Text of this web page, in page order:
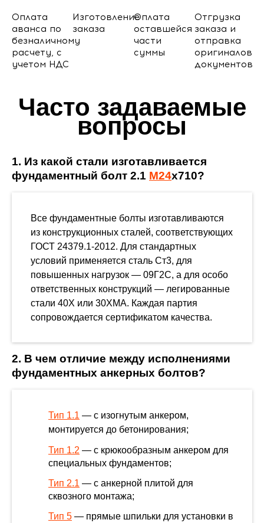
Оплата
аванса по
безналичному
расчету, с
учетом НДС
Изготовление
заказа
Оплата
оставшейся
части
суммы
Отгрузка
заказа и
отправка
оригиналов
документов
Часто задаваемые
вопросы
1. Из какой стали изготавливается
фундаментный болт 2.1 М24х710?
Все фундаментные болты изготавливаются
из конструкционных сталей, соответствующих
ГОСТ 24379.1-2012. Для стандартных
условий применяется сталь Ст3, для
повышенных нагрузок — 09Г2С, а для особо
ответственных конструкций — легированные
стали 40Х или 30ХМА. Каждая партия
сопровождается сертификатом качества.
2. В чем отличие между исполнениями
фундаментных анкерных болтов?
Тип 1.1 — с изогнутым анкером,
монтируется до бетонирования;
Тип 1.2 — с крюкообразным анкером для
специальных фундаментов;
Тип 2.1 — с анкерной плитой для
сквозного монтажа;
Тип 5 — прямые шпильки для установки в